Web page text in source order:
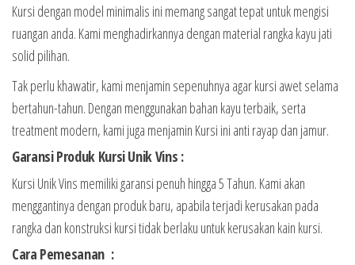
Kursi dengan model minimalis ini memang sangat tepat untuk mengisi
ruangan anda. Kami menghadirkannya dengan material rangka kayu jati
solid pilihan.
Tak perlu khawatir, kami menjamin sepenuhnya agar kursi awet selama
bertahun-tahun. Dengan menggunakan bahan kayu terbaik, serta
treatment modern, kami juga menjamin Kursi ini anti rayap dan jamur.
Garansi Produk Kursi Unik Vins :
Kursi Unik Vins memiliki garansi penuh hingga 5 Tahun. Kami akan
menggantinya dengan produk baru, apabila terjadi kerusakan pada
rangka dan konstruksi kursi tidak berlaku untuk kerusakan kain kursi.
Cara Pemesanan :